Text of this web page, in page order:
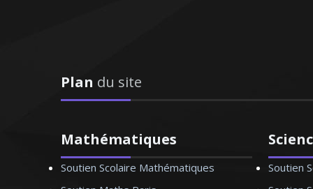
depuis de
Plan du site
Mathématiques
Soutien Scolaire Mathématiques
Soutien